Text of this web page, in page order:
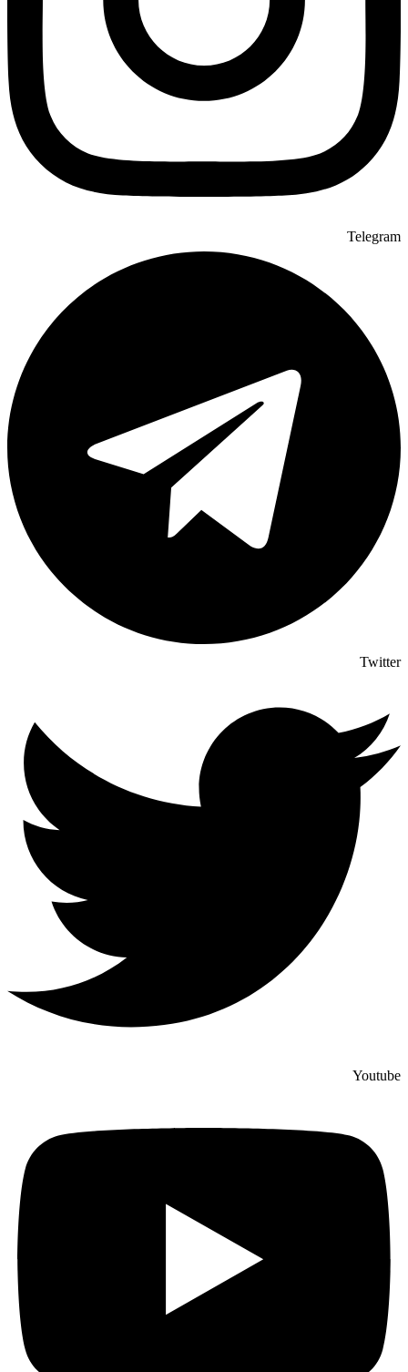
Telegram
Twitter
Youtube